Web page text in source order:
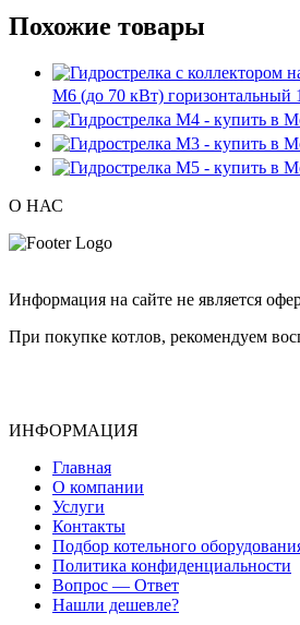
Похожие товары
М6 (до 70 кВт) горизонтальный
О НАС
Информация на сайте не является
При покупке котлов, рекомендуем
ИНФОРМАЦИЯ
Главная
О компании
Услуги
Контакты
Подбор котельного
Политика конфиденциальности
Вопрос — Ответ
Нашли дешевле?